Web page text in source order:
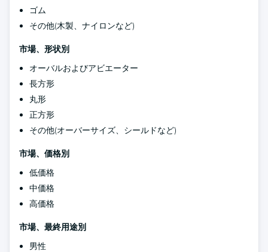
ゴム
その他(木製、ナイロンなど)
市場、形状別
オーバルおよびアビエーター
長方形
丸形
正方形
その他(オーバーサイズ、シールドなど)
市場、価格別
低価格
中価格
高価格
市場、最終用途別
男性